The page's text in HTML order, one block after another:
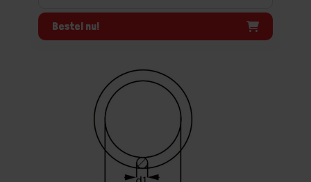
Bestel nu!